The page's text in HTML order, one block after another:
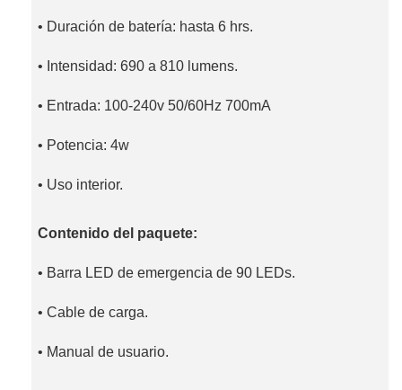
• Duración de batería: hasta 6 hrs.
• Intensidad: 690 a 810 lumens.
• Entrada: 100-240v 50/60Hz 700mA
• Potencia: 4w
• Uso interior.
Contenido del paquete:
• Barra LED de emergencia de 90 LEDs.
• Cable de carga.
• Manual de usuario.